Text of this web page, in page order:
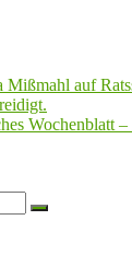
Mißmahl auf
Wochenblatt